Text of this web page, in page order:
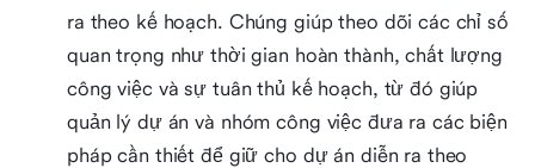
ra theo kế hoạch. Chúng giúp theo dõi các chỉ số
quan trọng như thời gian hoàn thành, chất lượng
công việc và sự tuân thủ kế hoạch, từ đó giúp
quản lý dự án và nhóm công việc đưa ra các biện
pháp cần thiết để giữ cho dự án diễn ra theo